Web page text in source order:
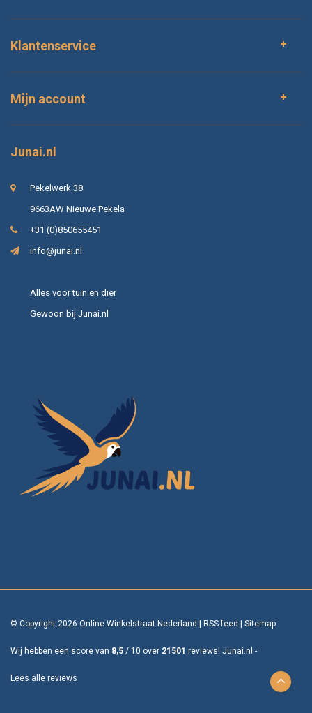
Klantenservice
Mijn account
Junai.nl
Pekelwerk 38
9663AW Nieuwe Pekela
+31 (0)850655451
info@junai.nl
Alles voor tuin en dier
Gewoon bij Junai.nl
© Copyright 2026 Online Winkelstraat Nederland RSS-feed Sitemap
Wij hebben een score van 8,5 / 10 over 21501 reviews! Junai.nl -
Lees alle reviews